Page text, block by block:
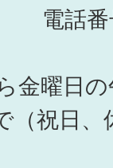
電話
金曜日
（祝日、